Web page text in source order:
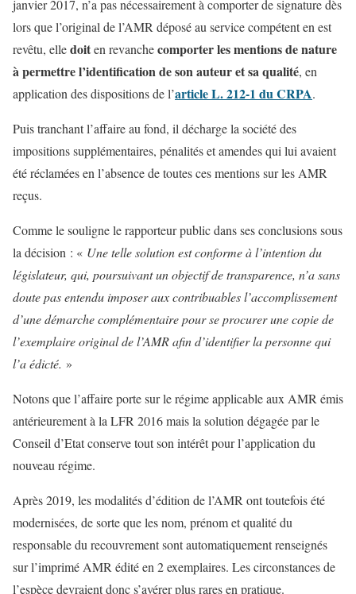
janvier 2017, n’a pas nécessairement à comporter de signature dès
lors que l’original de l’AMR déposé au service compétent en est
revêtu, elledoiten revanchecomporter les mentions de nature
à permettre l’identification de son auteur et sa qualité, en
application des dispositions de l’article L. 212-1 du CRPA.
Puis tranchant l’affaire au fond, il décharge la société des
impositions supplémentaires, pénalités et amendes qui lui avaient
été réclamées en l’absence de toutes ces mentions sur les AMR
reçus.
Comme le souligne le rapporteur public dans ses conclusions sous
la décision : « Une telle solution est conforme à l’intention du
législateur, qui, poursuivant un objectif de transparence, n’a sans
doute pas entendu imposer aux contribuables l’accomplissement
d’une démarche complémentaire pour se procurer une copie de
l’exemplaire original de l’AMR afin d’identifier la personne qui
l’a édicté. »
Notons que l’affaire porte sur le régime applicable aux AMR émis
antérieurement à la LFR 2016 mais la solution dégagée par le
Conseil d’Etat conserve tout son intérêt pour l’application du
nouveau régime.
Après 2019, les modalités d’édition de l’AMR ont toutefois été
modernisées, de sorte que les nom, prénom et qualité du
responsable du recouvrement sont automatiquement renseignés
sur l’imprimé AMR édité en 2 exemplaires. Les circonstances de
l’espèce devraient donc s’avérer plus rares en pratique.